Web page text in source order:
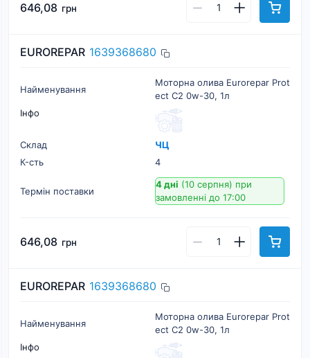
646,08 грн
EUROREPAR 1639368680
Найменування
Моторна олива Eurorepar Prot
ect C2 0w-30, 1л
Інфо
Склад
ЧЦ
К-cть
4
Термін поставки
4 дні (10 серпня) при
замовленні до 17:00
646,08 грн
EUROREPAR 1639368680
Найменування
Моторна олива Eurorepar Prot
ect C2 0w-30, 1л
Інфо